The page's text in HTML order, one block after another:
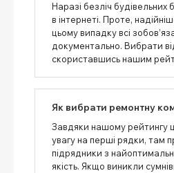
Наразі безліч будівельних
в інтернеті. Проте,
цьому випадку всі
документально. Вибрати
скориставшись нашим
Як вибрати ремонтну
Завдяки нашому рейтингу
увагу на перші рядки, там
підрядники з
якість. Якщо виникли